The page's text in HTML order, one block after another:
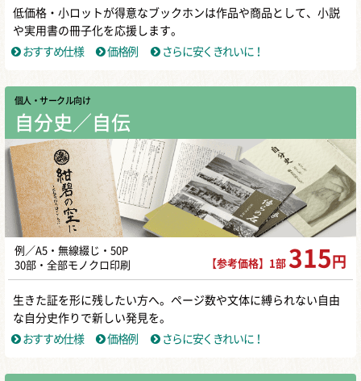
低価格・小ロットが得意なブックホンは作品や商品として、小説
や実用書の冊子化を応援します。
おすすめ仕様
価格例 さらに安くきれいに！
個人・サークル向け
自分史／自伝
例／A5・無線綴じ・50P
30部・全部モノクロ印刷
【参考価格】1部 315 円
生きた証を形に残したい方へ。ページ数や文体に縛られない自由
な自分史作りで新しい発見を。
おすすめ仕様
価格例 さらに安くきれいに！